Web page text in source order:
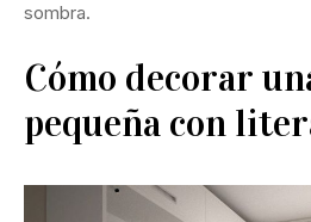
sombra.
Cómo decorar
pequeña con